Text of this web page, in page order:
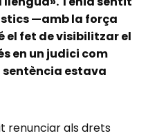
—amb la força
el fet de visibilitzar el
en un judici com
sentència estava
renunciar als drets